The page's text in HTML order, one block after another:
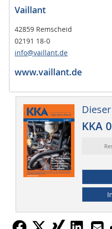
Vaillant
42859 Remscheid
02191 18-0
info@vaillant.de
www.vaillant.de
KKA